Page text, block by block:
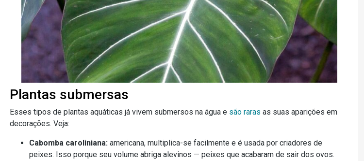
Plantas submersas
Esses tipos de plantas aquáticas já vivem submersos na água e são raras as suas aparições em
decorações. Veja:
Cabomba caroliniana: americana, multiplica-se facilmente e é usada por criadores de
peixes. Isso porque seu volume abriga alevinos — peixes que acabaram de sair dos ovos.